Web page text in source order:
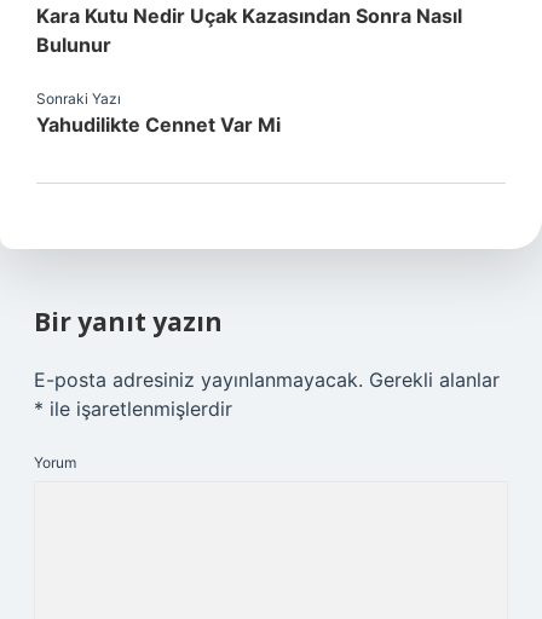
Kara Kutu Nedir Uçak Kazasından Sonra Nasıl
Bulunur
Sonraki Yazı
Yahudilikte Cennet Var Mi
Bir yanıt yazın
E-posta adresiniz yayınlanmayacak. Gerekli alanlar
* ile işaretlenmişlerdir
Yorum